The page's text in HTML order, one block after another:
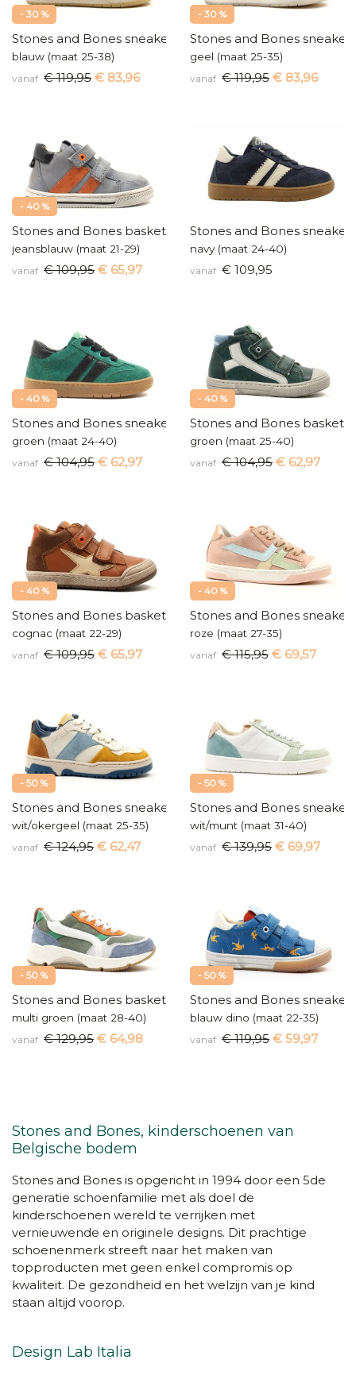
- 30 %
Stones and Bones sneakers
blauw (maat 25-38)
vanaf € 119,95 € 83,96
- 30 %
Stones and Bones sneakers
geel (maat 25-35)
vanaf € 119,95 € 83,96
- 40 %
Stones and Bones basketters
jeansblauw (maat 21-29)
vanaf € 109,95 € 65,97
Stones and Bones sneakers
navy (maat 24-40)
vanaf € 109,95
- 40 %
Stones and Bones sneakers
groen (maat 24-40)
vanaf € 104,95 € 62,97
- 40 %
Stones and Bones
groen (maat 25-40)
vanaf € 104,95 € 62,97
- 40 %
Stones and Bones basketters
cognac (maat 22-29)
vanaf € 109,95 € 65,97
- 40 %
Stones and Bones sneakers
roze (maat 27-35)
vanaf € 115,95 € 69,57
- 50 %
Stones and Bones sneakers
wit/okergeel (maat 25-35)
vanaf € 124,95 € 62,47
- 50 %
Stones and Bones sneakers
wit/munt (maat 31-40)
vanaf € 139,95 € 69,97
- 50 %
Stones and Bones basketters
multi groen (maat 28-40)
vanaf € 129,95 € 64,98
- 50 %
Stones and Bones sneakers
blauw dino (maat 22-35)
vanaf € 119,95 € 59,97
Stones and Bones, kinderschoenen van
Belgische bodem
Stones and Bones is opgericht in 1994 door een 5de
generatie schoenfamilie met als doel de
kinderschoenen wereld te verrijken met
vernieuwende en originele designs. Dit prachtige
schoenenmerk streeft naar het maken van
topproducten met geen enkel compromis op
kwaliteit. De gezondheid en het welzijn van je kind
staan altijd voorop.
Design Lab Italia